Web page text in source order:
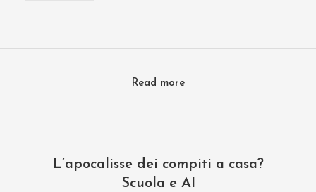
Read more
L’apocalisse dei compiti a casa?
Scuola e AI